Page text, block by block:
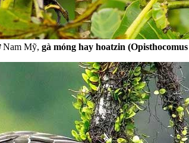
Nam Mỹ, gà móng hay hoatzin